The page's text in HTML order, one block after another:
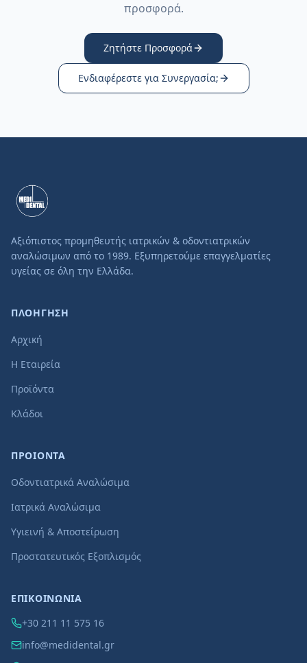
προσφορά.
Ζητήστε Προσφορά
Ενδιαφέρεστε για Συνεργασία;
Αξιόπιστος προμηθευτής ιατρικών & οδοντιατρικών
αναλώσιμων από το 1989. Εξυπηρετούμε επαγγελματίες
υγείας σε όλη την Ελλάδα.
ΠΛΟΗΓΗΣΗ
Αρχική
Η Εταιρεία
Προϊόντα
Κλάδοι
ΠΡΟΙΟΝΤΑ
Οδοντιατρικά Αναλώσιμα
Ιατρικά Αναλώσιμα
Υγιεινή & Αποστείρωση
Προστατευτικός Εξοπλισμός
ΕΠΙΚΟΙΝΩΝΙΑ
+30 211 11 575 16
info@medidental.gr